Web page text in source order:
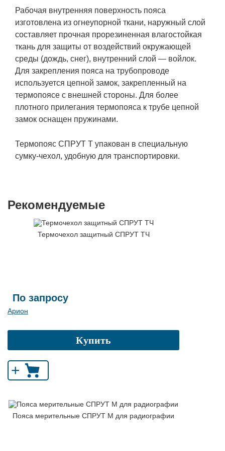
Рабочая внутренняя поверхность пояса
изготовлена из огнеупорной ткани, наружный слой
составляет прочная прорезиненная влагостойкая
ткань для защиты от воздействий окружающей
среды (дождь, снег), внутренний слой — войлок.
Для закрепления пояса на трубопроводе
используется цепной замок, закрепленный на
термопоясе с внешней стороны. Для более
плотного прилегания термопояса к трубе цепной
замок оснащен пружинами.
Термопояс СПРУТ Т упакован в специальную
сумку-чехол, удобную для транспортировки.
Рекомендуемые
Термочехол защитный СПРУТ ТЧ
По запросу
Арион
Купить
+
Пояса мерительные СПРУТ М для радиографии